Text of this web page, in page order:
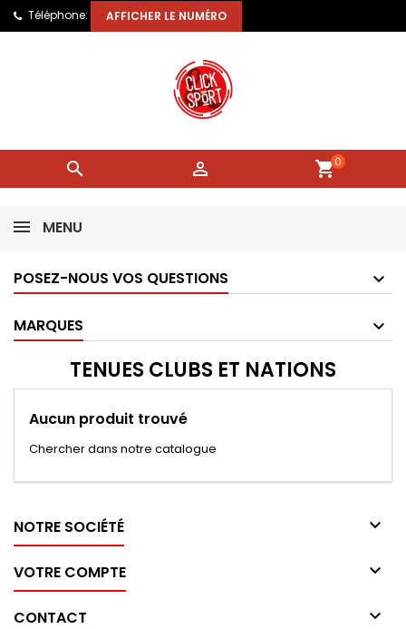
Téléphone: AFFICHER LE NUMÉRO
  shopping_cart0
MENU
POSEZ-NOUS VOS QUESTIONS
MARQUES
TENUES CLUBS ET NATIONS
Aucun produit trouvé
Chercher dans notre catalogue
NOTRE SOCIÉTÉ 
VOTRE COMPTE 
CONTACT 